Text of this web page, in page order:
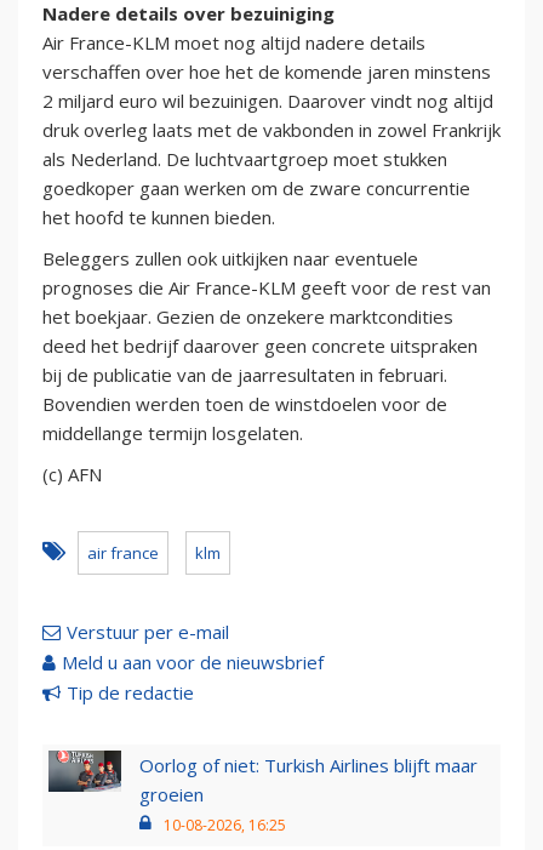
Nadere details over bezuiniging
Air France-KLM moet nog altijd nadere details
verschaffen over hoe het de komende jaren minstens
2 miljard euro wil bezuinigen. Daarover vindt nog altijd
druk overleg laats met de vakbonden in zowel Frankrijk
als Nederland. De luchtvaartgroep moet stukken
goedkoper gaan werken om de zware concurrentie
het hoofd te kunnen bieden.
Beleggers zullen ook uitkijken naar eventuele
prognoses die Air France-KLM geeft voor de rest van
het boekjaar. Gezien de onzekere marktcondities
deed het bedrijf daarover geen concrete uitspraken
bij de publicatie van de jaarresultaten in februari.
Bovendien werden toen de winstdoelen voor de
middellange termijn losgelaten.
(c) AFN
air france klm
Verstuur per e-mail
Meld u aan voor de nieuwsbrief
Tip de redactie
Oorlog of niet: Turkish Airlines blijft maar
groeien
10-08-2026, 16:25